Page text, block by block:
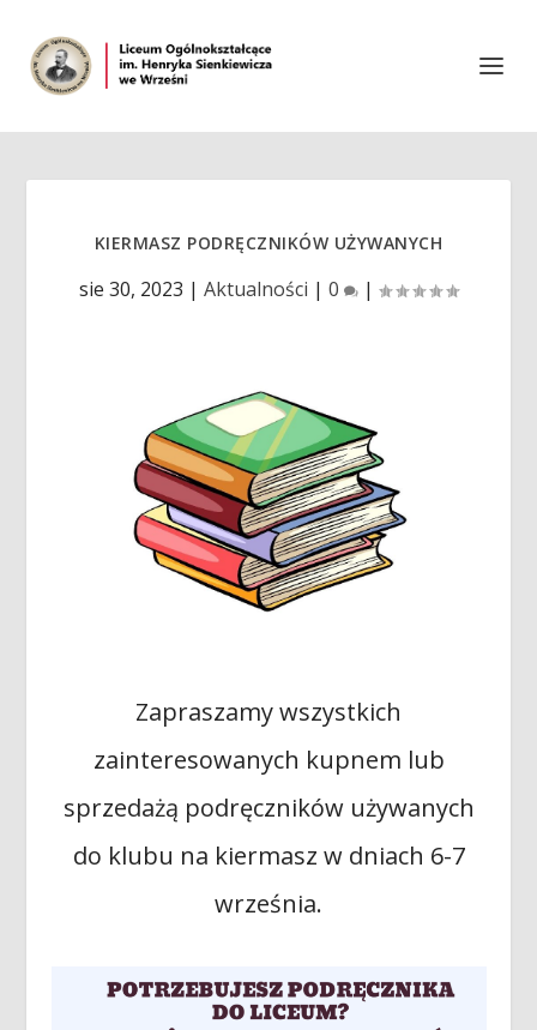
KIERMASZ PODRĘCZNIKÓW UŻYWANYCH
sie 30, 2023 | Aktualności | 0 |
Zapraszamy wszystkich
zainteresowanych kupnem lub
sprzedażą podręczników używanych
do klubu na kiermasz w dniach 6-7
września.